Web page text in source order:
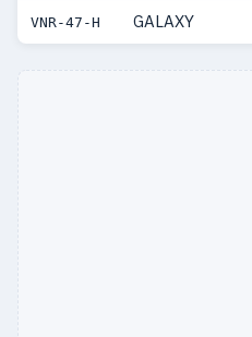
VNR-47-H GALAXY